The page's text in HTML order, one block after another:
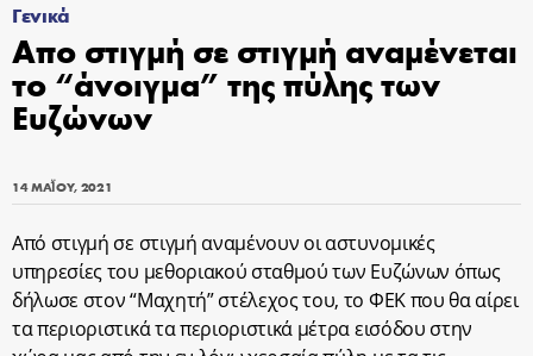
Γενικά
Απο στιγμή σε στιγμή αναμένεται
το “άνοιγμα” της πύλης των
Ευζώνων
14 ΜΑΪ́ΟΥ, 2021
Από στιγμή σε στιγμή αναμένουν οι αστυνομικές
υπηρεσίες του μεθοριακού σταθμού των Ευζώνων όπως
δήλωσε στον “Μαχητή” στέλεχος του, το ΦΕΚ που θα αίρει
τα περιοριστικά τα περιοριστικά μέτρα εισόδου στην